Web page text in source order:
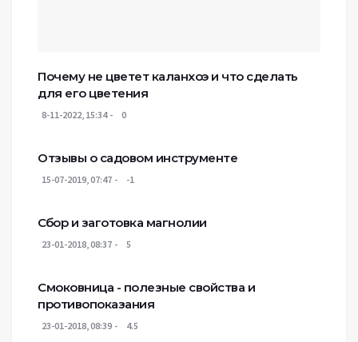
Почему не цветет каланхоэ и что сделать
для его цветения
8-11-2022, 15:34 0
Отзывы о садовом инструменте
15-07-2019, 07:47 -1
Сбор и заготовка магнолии
23-01-2018, 08:37 5
Смоковница - полезные свойства и
противопоказания
23-01-2018, 08:39 4.5